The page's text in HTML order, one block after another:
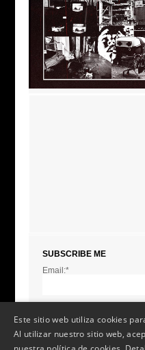
SUBSCRIBE ME
Email:*
Este sitio web utiliza cookies
Al utilizar nuestro sitio web,